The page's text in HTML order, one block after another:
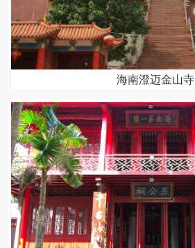
海南澄迈金山寺